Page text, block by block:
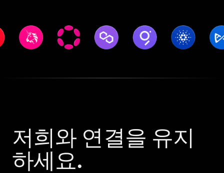
저희와 연결을 유지
하세요.